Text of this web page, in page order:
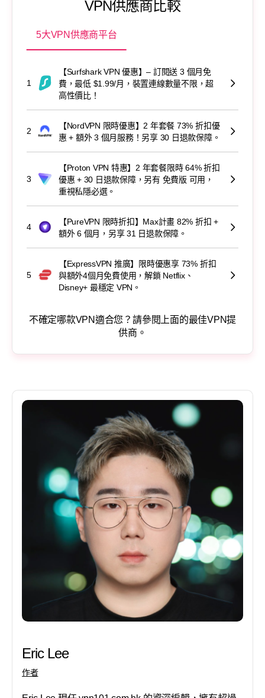
VPN供應商比較
5大VPN供應商平台
1
【Surfshark VPN 優惠】– 訂閱送 3 個月免
費，最低 $1.99/月，裝置連線數量不限，超
高性價比！
2
【NordVPN 限時優惠】2 年套餐 73% 折扣優
惠 + 額外 3 個月服務！另享 30 日退款保障。
3
【Proton VPN 特惠】2 年套餐限時 64% 折扣
優惠 + 30 日退款保障，另有 免費版 可用，
重視私隱必選。
4
【PureVPN 限時折扣】Max計畫 82% 折扣 +
額外 6 個月，另享 31 日退款保障。
5
【ExpressVPN 推廣】限時優惠享 73% 折扣
與額外4個月免費使用，解鎖 Netflix、
Disney+ 最穩定 VPN。
不確定哪款VPN適合您？請參閱上面的最佳VPN提
供商。
Eric Lee
作者